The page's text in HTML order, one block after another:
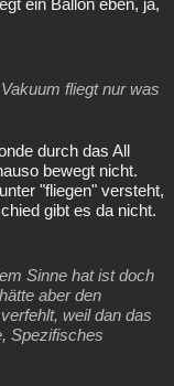
ein Ballon eben, ja,
fliegt nur was
durch das All
bewegt nicht.
"fliegen" versteht,
gibt es da nicht.
Sinne hat ist doch
aber den
weil dan das
Spezifisches